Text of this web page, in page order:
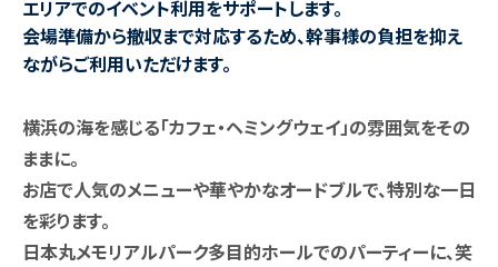
エリアでのイベント利用をサポートします。
会場準備から撤収まで対応するため、幹事様の負担を抑え
ながらご利用いただけます。
横浜の海を感じる「カフェ・ヘミングウェイ」の雰囲気をその
ままに。
お店で人気のメニューや華やかなオードブルで、特別な一日
を彩ります。
日本丸メモリアルパーク多目的ホールでのパーティーに、笑